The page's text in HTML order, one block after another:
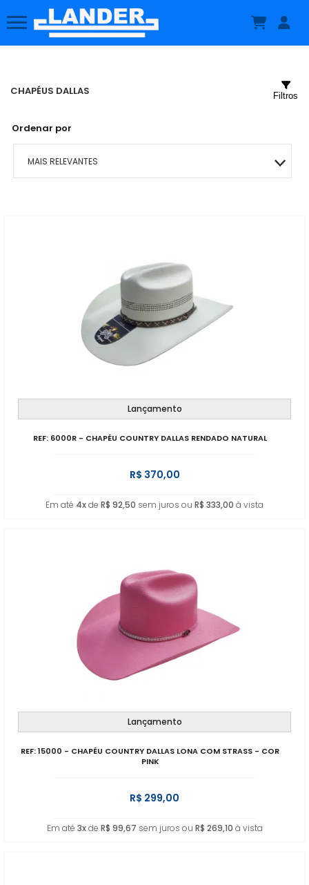
CHAPÉUS DALLAS
Ordenar por
MAIS RELEVANTES
Filtros
Lançamento
REF: 6000R - CHAPÉU COUNTRY DALLAS RENDADO NATURAL
R$ 370,00
Em até 4xde R$ 92,50 sem juros ou R$ 333,00 à vista
Lançamento
REF: 15000 - CHAPÉU COUNTRY DALLAS LONA COM STRASS - COR
PINK
R$ 299,00
Em até 3xde R$ 99,67 sem juros ou R$ 269,10 à vista